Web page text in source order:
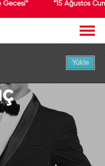
Gecesi* *15 Ağustos
Yükle